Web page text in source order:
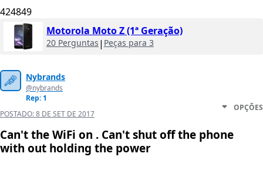
424849
Motorola Moto Z (1ª Geração)
20 Perguntas | Peças para 3
Nybrands
@nybrands
Rep: 1
POSTADO:8 DE SET DE 2017
OPÇÕES
Can't the WiFi on . Can't shut off the phone
with out holding the power